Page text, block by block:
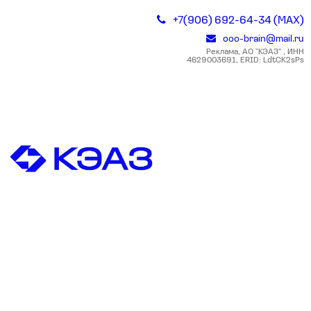
+7(906) 692-64-34 (MAX)
ooo-brain@mail.ru
Реклама, АО "КЭАЗ" , ИНН
4629003691, ERID: LdtCK2sPs